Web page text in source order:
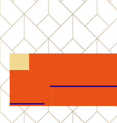
Checkliste
bei einem